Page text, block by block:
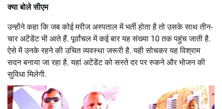
क्या बोले सीएम
उन्होंने कहा कि जब कोई मरीज अस्पताल में भर्ती होता है तो उसके साथ तीन-
चार अटेंडेंट भी आते हैं. पूर्वांचल में कई बार यह संख्या 10 तक पहुंच जाती है.
ऐसे में उनके रहने की उचित व्यवस्था जरूरी है. यही सोचकर यह विश्राम
सदन बनाया जा रहा है. यहां अटेंडेंट को सस्ते दर पर रुकने और भोजन की
सुविधा मिलेगी.